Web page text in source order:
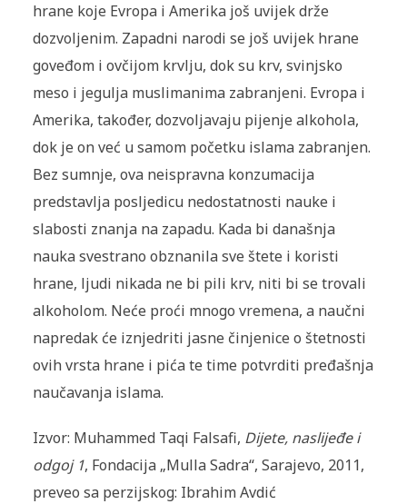
hrane koje Evropa i Amerika još uvijek drže
dozvoljenim. Zapadni narodi se još uvijek hrane
goveđom i ovčijom krvlju, dok su krv, svinjsko
meso i jegulja muslimanima zabranjeni. Evropa i
Amerika, također, dozvoljavaju pijenje alkohola,
dok je on već u samom početku islama zabranjen.
Bez sumnje, ova neispravna konzumacija
predstavlja posljedicu nedostatnosti nauke i
slabosti znanja na zapadu. Kada bi današnja
nauka svestrano obznanila sve štete i koristi
hrane, ljudi nikada ne bi pili krv, niti bi se trovali
alkoholom. Neće proći mnogo vremena, a naučni
napredak će iznjedriti jasne činjenice o štetnosti
ovih vrsta hrane i pića te time potvrditi pređašnja
naučavanja islama.
Izvor: Muhammed Taqi Falsafi, Dijete, naslijeđe i
odgoj 1, Fondacija „Mulla Sadra“, Sarajevo, 2011,
preveo sa perzijskog: Ibrahim Avdić